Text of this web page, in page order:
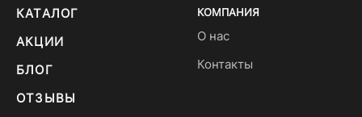
КАТАЛОГ
АКЦИИ
БЛОГ
ОТЗЫВЫ
КОМПАНИЯ
О нас
Контакты